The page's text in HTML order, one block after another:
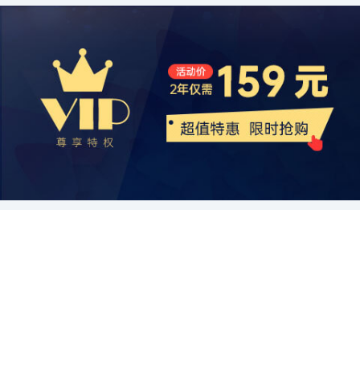
投资涉及风险，投资者需要在决策时充分考虑市场情况、公司财务状
况和其他因素，并寻求专业人士的建议。
体质量和安全水平，恢复消费者的信心。 综上所述，中国奶粉行业在
面临市场痛点的同时也在进行产业转型升级。企业需要提高产品质量
和安全标准，加大品牌建设和市场营销力度，并适应移动互联网时代
的发展趋势。同时，政府的监管力度也在不断加大，以保证奶粉市场
的质量和安全。相信随着这些努力的进行，中国奶粉行业将能够迎来
更加健康稳定的发展。
的信心，促进行业的健康发展。 最后一个环节是消费者需求。随着中
性和营养价值都有较高的要求。因此，奶粉企业需要根据市场需求不
断提升产品的质量和创新能力，以满足消费者的期望。 综上所述，中
国奶粉产业链是一个涵盖了奶源采购、生产加工、销售分销、市场监
管和消费者需求等多个环节的行业。在这个产业链中，每个环节都非
常关键，任何一个环节出问题都有可能影响到整个产业链的运作。因
此，奶粉企业需要着眼全局，加强与各个环节的合作，提高整体供应
链的效率和质量，以满足消费者对奶粉产品的需求。同时，政府也应
战。首先是监管问题。由于过去的食品安全事件，中国政府加大了对
争的加剧。随着国内外奶粉品牌的扩大和多元化，市场竞争日益激
烈，企业需要通过提供差异化的产品和服务来赢得消费者的青睐。 总
的来说，中国奶粉行业正处于一个稳步发展的阶段。随着中国消费者
对奶粉产品的需求增加，市场规模也有望不断扩大。同时，企业需要
注重产品质量和安全性，适应市场变化和消费者需求的变化，以保持
竞争力。
重产品质量和品牌建设。当前，中国羊奶市场的竞争主要集中在产品
该在产品包装、市场营销和品牌形象上下工夫，树立良好的品牌形象
和知名度。通过市场定位和差异化竞争，企业可以获取更多的市场份
额，并与其他竞争对手形成有效的差异化竞争。 再次，羊奶行业需要
积极拓展消费市场和渠道。目前，中国的羊奶消费市场还处于初始阶
段，消费者对于羊奶的认知度和了解度还相对较低。羊奶企业应积极
开展市场教育宣传，提高消费者对羊奶的认知度和接受度。同时，企